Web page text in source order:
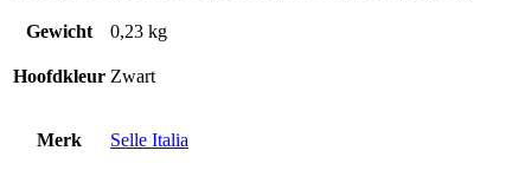
Gewicht 0,23 kg
Hoofdkleur Zwart
Merk Selle Italia